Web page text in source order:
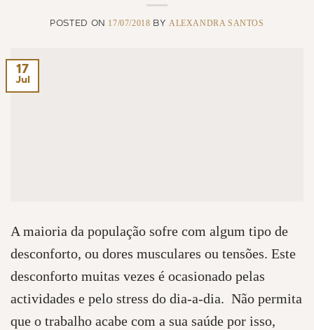
POSTED ON 17/07/2018 BY ALEXANDRA SANTOS
17
Jul
A maioria da população sofre com algum tipo de
desconforto, ou dores musculares ou tensões. Este
desconforto muitas vezes é ocasionado pelas
actividades e pelo stress do dia-a-dia. Não permita
que o trabalho acabe com a sua saúde por isso,